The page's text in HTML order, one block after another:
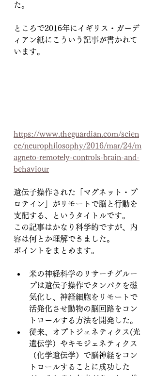
た。
ところで2016年にイギリス・ガーデ
ィアン紙にこういう記事が書かれて
います。
https://www.theguardian.com/scien
ce/neurophilosophy/2016/mar/24/m
agneto-remotely-controls-brain-and-
behaviour
遺伝子操作された「マグネット・プ
ロテイン」がリモートで脳と行動を
支配する、というタイトルです。
この記事はかなり科学的ですが、内
容は何とか理解できました。
ポイントをまとめます。
米の神経科学のリサーチグルー
プは遺伝子操作でタンパクを磁
気化し、神経細胞をリモートで
活発化させ動物の脳回路をコン
トロールする方法を開発した。
従来、オプトジェネティクス(光
遺伝学）やキモジェネティクス
（化学遺伝学）で脳神経をコン
トロールすることに成功した